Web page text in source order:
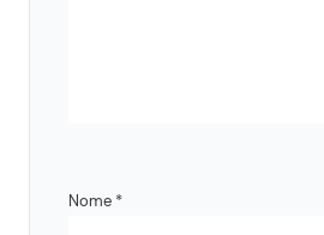
Nome *